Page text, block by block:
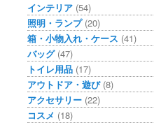
インテリア (54)
照明・ランプ(20)
箱・小物入れ・ケース (41)
バッグ(47)
トイレ用品 (17)
アウトドア・遊び(8)
アクセサリー (22)
コスメ (18)